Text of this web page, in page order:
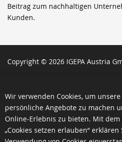
Beitrag zum nachhaltigen
Kunden.
Copyright © 2026 IGEPA Austria
Wir verwenden Cookies, um
persönliche Angebote zu machen
Online-Erlebnis zu bieten. Mit
„Cookies setzen erlauben“